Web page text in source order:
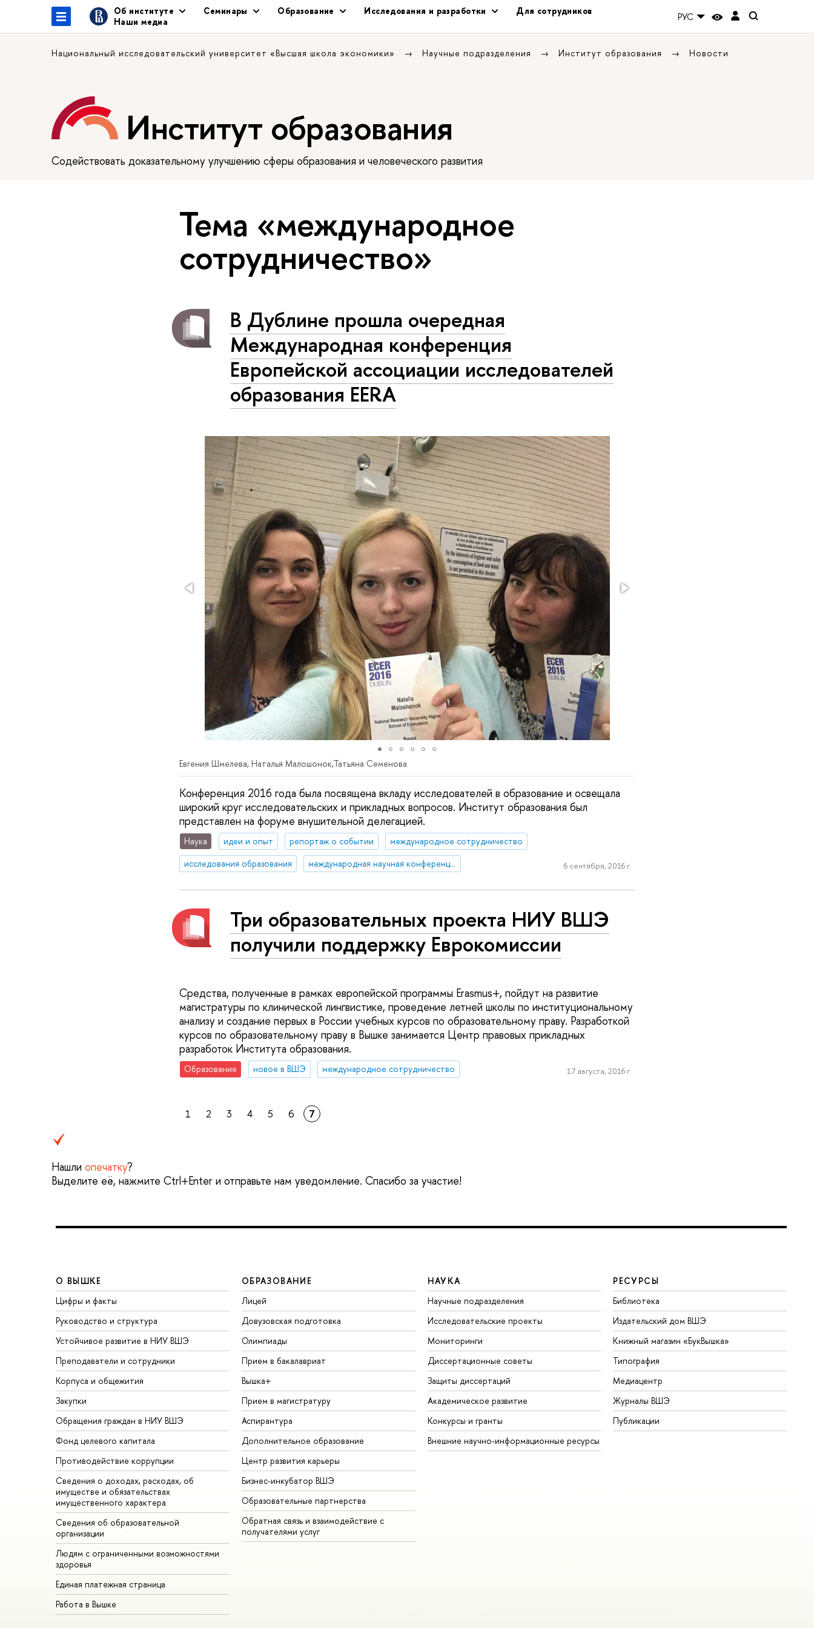
Об институте Семинары Образование Исследования и разработки
Для сотрудников
Наши медиа
РУС
Национальный исследовательский университет «Высшая школа экономики» Научные подразделения Институт образования Новости
Институт образования
Содействовать доказательному улучшению сферы образования и человеческого развития
Тема «международное
сотрудничество»
В Дублине прошла очередная
Международная конференция
Европейской ассоциации исследователей
образования EERA
Евгения Шмелева, Наталья Малошонок,Татьяна Семенова
Конференция 2016 года была посвящена вкладу исследователей в образование и освещала
широкий круг исследовательских и прикладных вопросов. Институт образования был
представлен на форуме внушительной делегацией.
Наука идеи и опыт репортаж о событии
международное сотрудничество
исследования образования
международная научная конференция 6 сентября, 2016 г.
Три образовательных проекта НИУ ВШЭ
получили поддержку Еврокомиссии
Средства, полученные в рамках европейской программы Erasmus+, пойдут на развитие
магистратуры по клинической лингвистике, проведение летней школы по институциональному
анализу и создание первых в России учебных курсов по образовательному праву. Разработкой
курсов по образовательному праву в Вышке занимается Центр правовых прикладных
разработок Института образования.
Образование новое в ВШЭ международное сотрудничество 17 августа, 2016 г.
1 2 3 4 5 6 7
Нашли опечатку?
Выделите её, нажмите Ctrl+Enter и отправьте нам уведомление. Спасибо за участие!
О ВЫШКЕ
Цифры и факты
Руководство и структура
Устойчивое развитие в НИУ ВШЭ
Преподаватели и сотрудники
Корпуса и общежития
Закупки
Обращения граждан в НИУ ВШЭ
Фонд целевого капитала
Противодействие коррупции
Сведения о доходах, расходах, об
имуществе и обязательствах
имущественного характера
Сведения об образовательной
организации
Людям с ограниченными возможностями
здоровья
Единая платежная страница
Работа в Вышке
ОБРАЗОВАНИЕ
Лицей
Довузовская подготовка
Олимпиады
Прием в бакалавриат
Вышка+
Прием в магистратуру
Аспирантура
Дополнительное образование
Центр развития карьеры
Бизнес-инкубатор ВШЭ
Образовательные партнерства
Обратная связь и взаимодействие с
получателями услуг
НАУКА
Научные подразделения
Исследовательские проекты
Мониторинги
Диссертационные советы
Защиты диссертаций
Академическое развитие
Конкурсы и гранты
Внешние научно-информационные ресурсы
РЕСУРСЫ
Библиотека
Издательский дом ВШЭ
Книжный магазин «БукВышка»
Типография
Медиацентр
Журналы ВШЭ
Публикации